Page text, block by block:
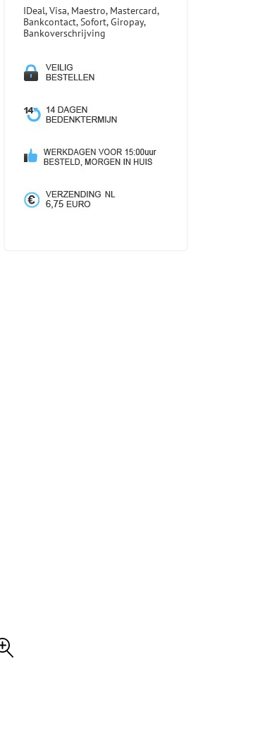
IDeal, Visa, Maestro, Mastercard,
Bankcontact, Sofort, Giropay,
Bankoverschrijving